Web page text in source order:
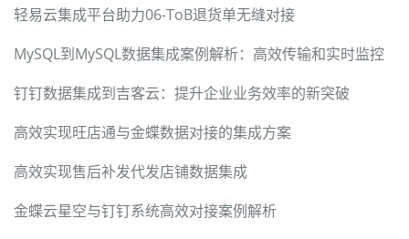
轻易云集成平台助力06-ToB退货单无缝对接
MySQL到MySQL数据集成案例解析：高效传输和实时监控
钉钉数据集成到吉客云：提升企业业务效率的新突破
高效实现旺店通与金蝶数据对接的集成方案
高效实现售后补发代发店铺数据集成
金蝶云星空与钉钉系统高效对接案例解析